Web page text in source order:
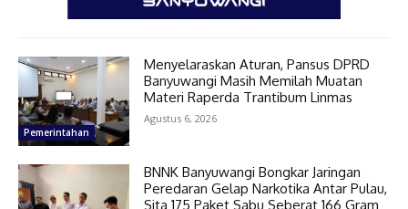
Pemerintahan
Menyelaraskan Aturan, Pansus DPRD
Banyuwangi Masih Memilah Muatan
Materi Raperda Trantibum Linmas
Agustus 6, 2026
BNNK Banyuwangi Bongkar Jaringan
Peredaran Gelap Narkotika Antar Pulau,
Sita 175 Paket Sabu Seberat 166 Gram